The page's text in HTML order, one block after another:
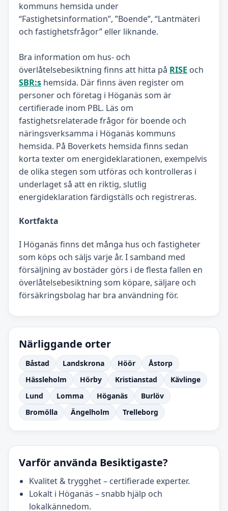
kommuns hemsida under
“Fastighetsinformation”, ”Boende”, “Lantmäteri
och fastighetsfrågor” eller liknande.
Bra information om hus- och
överlåtelsebesiktning finns att hitta på RISE och
SBR:s hemsida. Där finns även register om
personer och företag i Höganäs som är
certifierade inom PBL. Läs om
fastighetsrelaterade frågor för boende och
näringsverksamma i Höganäs kommuns
hemsida. På Boverkets hemsida finns sedan
korta texter om energideklarationen, exempelvis
de olika stegen som utföras och kontrolleras i
underlaget så att en riktig, slutlig
energideklaration färdigställs och registreras.
Kortfakta
I Höganäs finns det många hus och fastigheter
som köps och säljs varje år. I samband med
försäljning av bostäder görs i de flesta fallen en
överlåtelsebesiktning som köpare, säljare och
försäkringsbolag har bra användning för.
Närliggande orter
Båstad Landskrona Höör
Åstorp
Hässleholm
Hörby Kristianstad
Kävlinge
Lund
Lomma Höganäs
Burlöv
Bromölla
Ängelholm Trelleborg
Varför använda Besiktigaste?
Kvalitet & trygghet – certifierade experter.
Lokalt i Höganäs – snabb hjälp och
lokalkännedom.